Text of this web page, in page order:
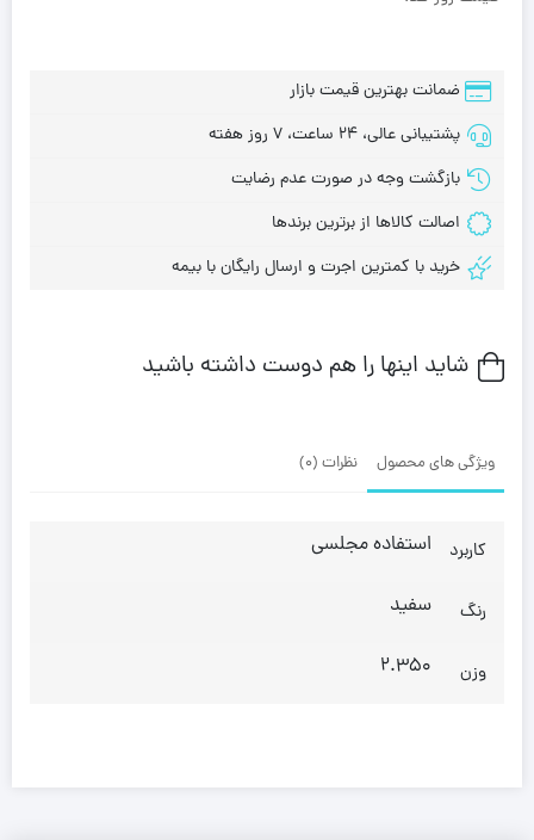
ضمانت بهترین قیمت بازار
پشتیبانی عالی، 24 ساعت، 7 روز هفته
بازگشت وجه در صورت عدم رضایت
اصالت کالاها از برترین برندها
خرید با کمترین اجرت و ارسال رایگان با بیمه
شاید اینها را هم دوست داشته باشید
ویژگی های محصول نظرات (0)
کاربرد استفاده مجلسی
رنگ سفید
وزن 2.350